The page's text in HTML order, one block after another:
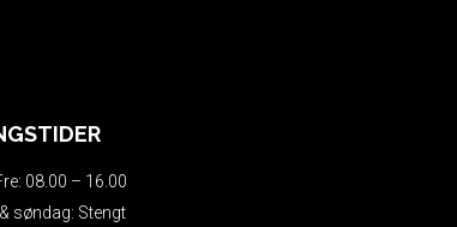
08.00 – 16.00
søndag: Stengt